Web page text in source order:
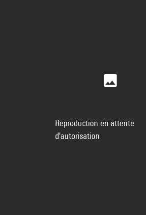
Reproduction en attente
d'autorisation